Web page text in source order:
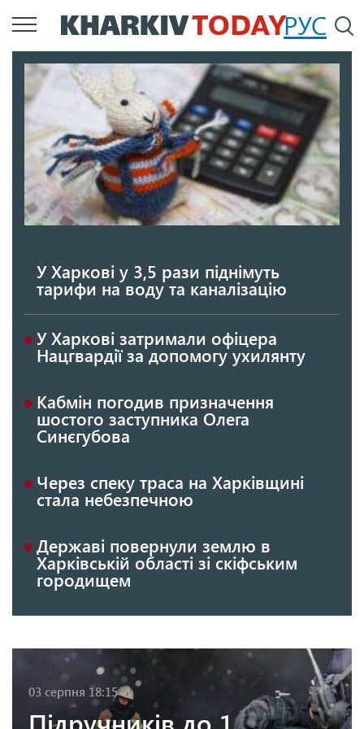
Перейти
до
вмісту
РУС
У Харкові у 3,5 рази піднімуть
тарифи на воду та каналізацію
У Харкові затримали офіцера
Нацгвардії за допомогу ухилянту
Кабмін погодив призначення
шостого заступника Олега
Синєгубова
Через спеку траса на Харківщині
стала небезпечною
Державі повернули землю в
Харківській області зі скіфським
городищем
03 серпня 18:15